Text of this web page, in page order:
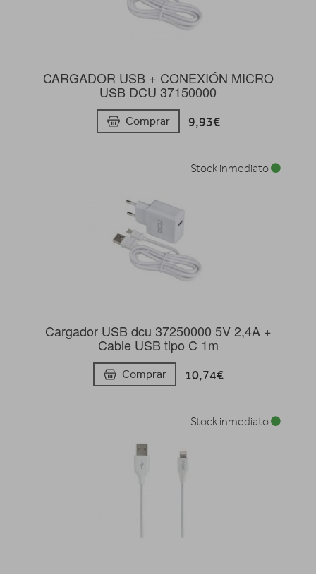
CARGADOR USB + CONEXIÓN MICRO
USB DCU 37150000
Comprar 9,93€
Cargador USB dcu 37250000 5V 2,4A +
Cable USB tipo C 1m
Comprar 10,74€
Stock inmediato
Stock inmediato